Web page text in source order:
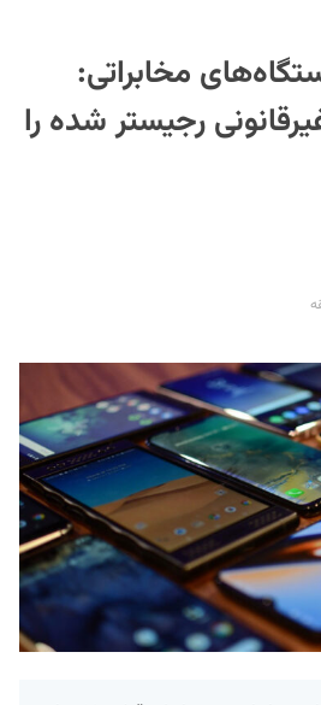
مخابراتی:
رجیستر شده را